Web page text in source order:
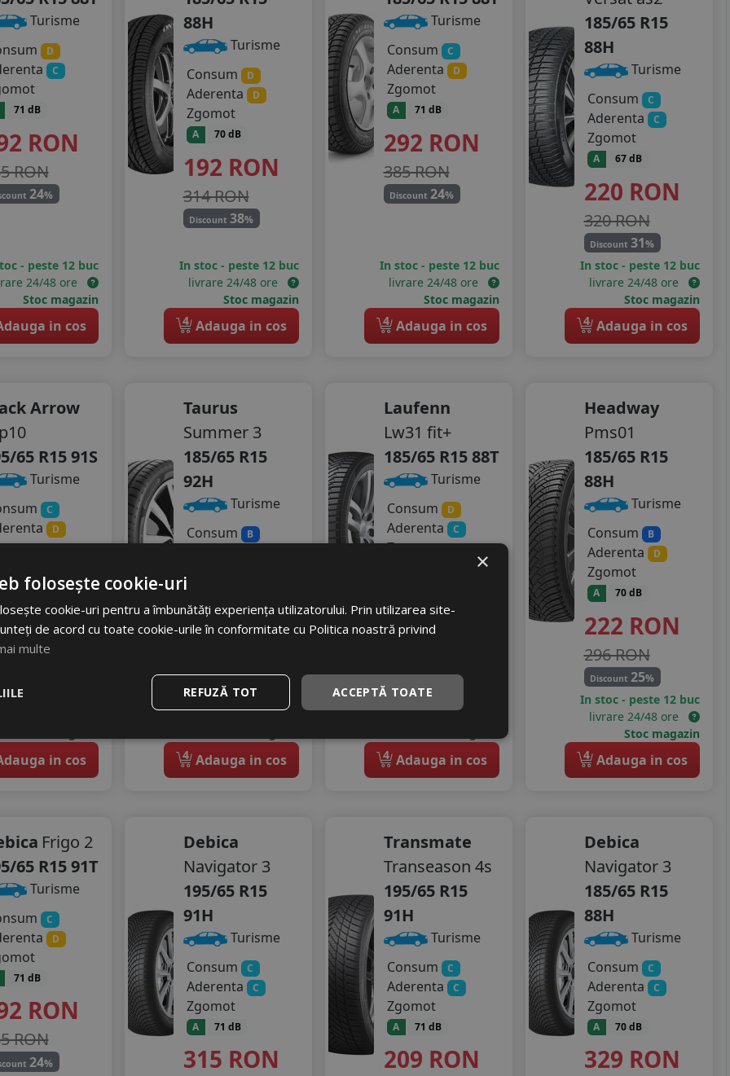
Turisme
D
C
71 dB
RON
RON
24%
- peste 12 buc
24/48 ore
Stoc magazin
in cos
88H
Turisme
Consum
D
Aderenta D
Zgomot
A 70 dB
192 RON
314 RON
Discount38%
In stoc - peste 12 buc
livrare 24/48 ore
Stoc magazin
4 Adauga in cos
Turisme
Consum
C
Aderenta D
Zgomot
A 71 dB
292 RON
385 RON
Discount 24%
In stoc - peste 12 buc
livrare 24/48 ore
Stoc magazin
4 Adauga in cos
185/65 R15
88H
Turisme
Consum
C
Aderenta C
Zgomot
A 67 dB
220 RON
320 RON
Discount31%
In stoc - peste 12 buc
livrare 24/48 ore
Stoc magazin
4 Adauga in cos
Arrow
65 R15 91S
Turisme
C
D
RON
RON
24%
- peste 12 buc
in cos
Taurus
Summer 3
185/65 R15
92H
Turisme
Consum
B
229RON
Discount26%
In stoc - peste 12 buc
4 Adauga in cos
Laufenn
Lw31 fit+
185/65 R15 88T
Turisme
Consum
D
Aderenta C
Zgomot
274RON
361 RON
In stoc - peste 12 buc
4 Adauga in cos
Headway
Pms01
185/65 R15
88H
Turisme
Consum
B
Aderenta D
Zgomot
A 70 dB
222 RON
296 RON
Discount 25%
In stoc - peste 12 buc
livrare 24/48 ore
Stoc magazin
4 Adauga in cos
Frigo 2
65 R15 91T
Turisme
C
D
71 dB
RON
RON
24%
Debica
Navigator 3
195/65 R15
91H
Turisme
Consum
C
Aderenta C
Zgomot
A 71 dB
315 RON
Transmate
Transeason 4s
195/65 R15
91H
Turisme
Consum
C
Aderenta C
Zgomot
A 71 dB
209 RON
Debica
Navigator 3
185/65 R15
88H
Turisme
Consum
C
Aderenta C
Zgomot
A 70 dB
329 RON
×
folosește cookie-uri
cookie-uri pentru a îmbunătăți experiența utilizatorului. Prin utilizarea site-
de acord cu toate cookie-urile în conformitate cu Politica noastră privind
multe
ACCEPTĂ TOATE
REFUZĂ TOT